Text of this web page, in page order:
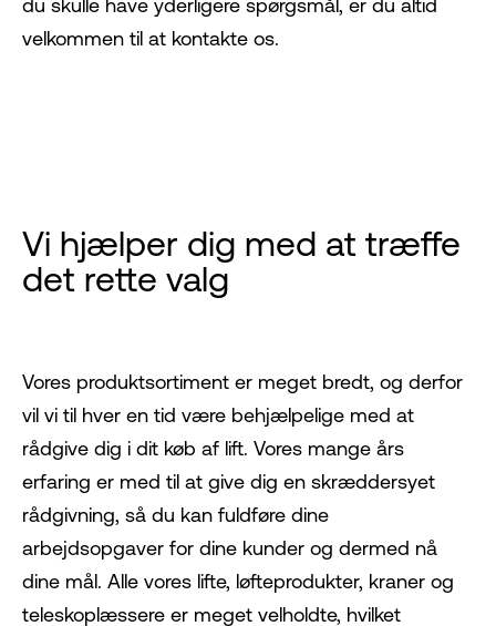
du skulle have yderligere spørgsmål, er du altid
velkommen til at kontakte os.
Vi hjælper dig med at træffe
det rette valg
Vores produktsortiment er meget bredt, og derfor
vil vi til hver en tid være behjælpelige med at
rådgive dig i dit køb af lift. Vores mange års
erfaring er med til at give dig en skræddersyet
rådgivning, så du kan fuldføre dine
arbejdsopgaver for dine kunder og dermed nå
dine mål. Alle vores lifte, løfteprodukter, kraner og
teleskoplæssere er meget velholdte, hvilket